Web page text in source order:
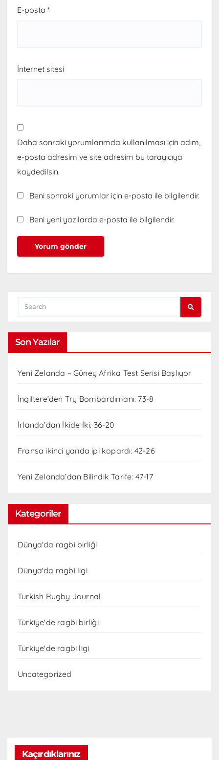
E-posta *
İnternet sitesi
Daha sonraki yorumlarımda kullanılması için adım,
e-posta adresim ve site adresim bu tarayıcıya
kaydedilsin.
Beni sonraki yorumlar için e-posta ile bilgilendir.
Beni yeni yazılarda e-posta ile bilgilendir.
Son Yazılar
Yeni Zelanda – Güney Afrika Test Serisi Başlıyor
İngiltere’den Try Bombardımanı: 73-8
İrlanda’dan İkide İki: 36-20
Fransa ikinci yarıda ipi kopardı: 42-26
Yeni Zelanda’dan Bilindik Tarife: 47-17
Kategoriler
Dünya'da ragbi birliği
Dünya'da ragbi ligi
Turkish Rugby Journal
Türkiye'de ragbi birliği
Türkiye'de ragbi ligi
Uncategorized
Kaçırdıklarınız